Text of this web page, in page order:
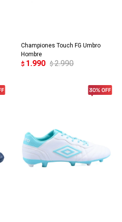
Championes Touch FG Umbro
Hombre
$ 1.990 $ 2.990